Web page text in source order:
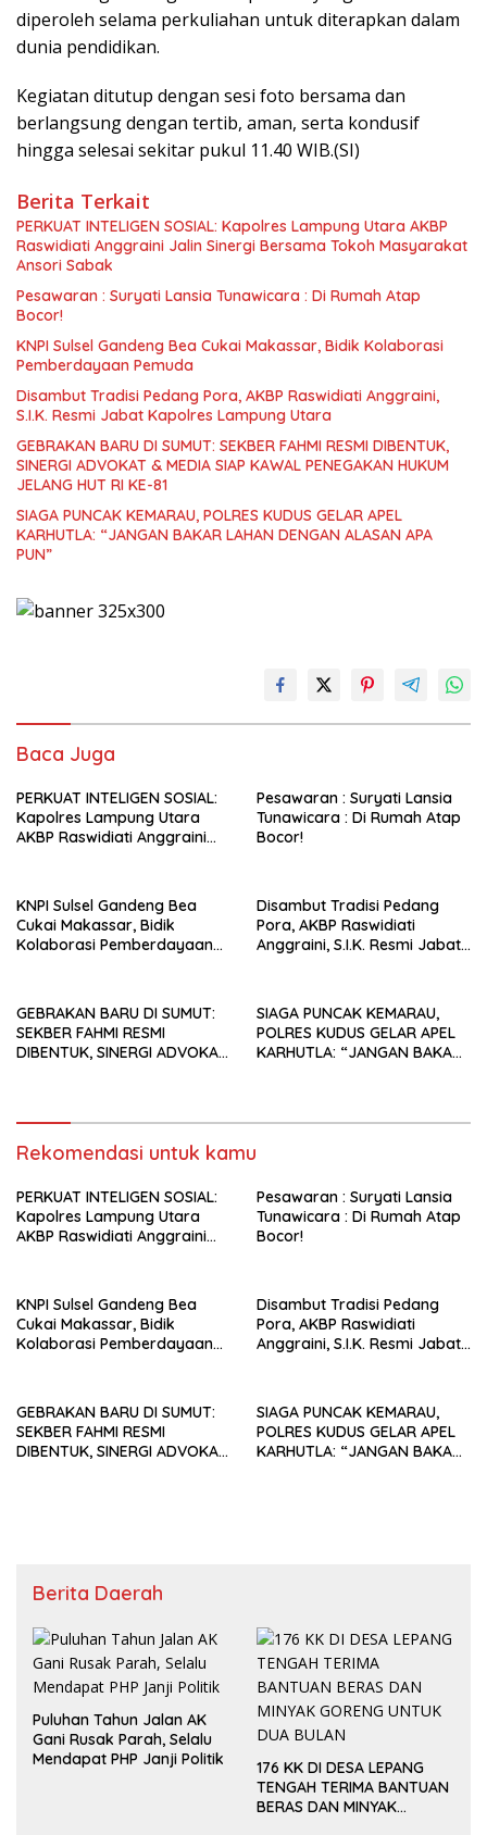
diperoleh selama perkuliahan untuk diterapkan dalam
dunia pendidikan.
Kegiatan ditutup dengan sesi foto bersama dan
berlangsung dengan tertib, aman, serta kondusif
hingga selesai sekitar pukul 11.40 WIB.(SI)
Berita Terkait
PERKUAT INTELIGEN SOSIAL: Kapolres Lampung Utara AKBP
Raswidiati Anggraini Jalin Sinergi Bersama Tokoh Masyarakat
Ansori Sabak
Pesawaran : Suryati Lansia Tunawicara : Di Rumah Atap
Bocor!
KNPI Sulsel Gandeng Bea Cukai Makassar, Bidik Kolaborasi
Pemberdayaan Pemuda
Disambut Tradisi Pedang Pora, AKBP Raswidiati Anggraini,
S.I.K. Resmi Jabat Kapolres Lampung Utara
GEBRAKAN BARU DI SUMUT: SEKBER FAHMI RESMI DIBENTUK,
SINERGI ADVOKAT & MEDIA SIAP KAWAL PENEGAKAN HUKUM
JELANG HUT RI KE-81
SIAGA PUNCAK KEMARAU, POLRES KUDUS GELAR APEL
KARHUTLA: “JANGAN BAKAR LAHAN DENGAN ALASAN APA
PUN”
Baca Juga
PERKUAT INTELIGEN SOSIAL:
Kapolres Lampung Utara
AKBP Raswidiati Anggraini
Pesawaran : Suryati Lansia
Tunawicara : Di Rumah Atap
Bocor!
KNPI Sulsel Gandeng Bea
Cukai Makassar, Bidik
Kolaborasi Pemberdayaan
Disambut Tradisi Pedang
Pora, AKBP Raswidiati
Anggraini, S.I.K. Resmi Jabat
GEBRAKAN BARU DI SUMUT:
SEKBER FAHMI RESMI
DIBENTUK, SINERGI ADVOKAT
SIAGA PUNCAK KEMARAU,
POLRES KUDUS GELAR APEL
KARHUTLA: “JANGAN BAKAR
Rekomendasi untuk kamu
PERKUAT INTELIGEN SOSIAL:
Kapolres Lampung Utara
AKBP Raswidiati Anggraini
Pesawaran : Suryati Lansia
Tunawicara : Di Rumah Atap
Bocor!
KNPI Sulsel Gandeng Bea
Cukai Makassar, Bidik
Kolaborasi Pemberdayaan
Disambut Tradisi Pedang
Pora, AKBP Raswidiati
Anggraini, S.I.K. Resmi Jabat
GEBRAKAN BARU DI SUMUT:
SEKBER FAHMI RESMI
DIBENTUK, SINERGI ADVOKAT
SIAGA PUNCAK KEMARAU,
POLRES KUDUS GELAR APEL
KARHUTLA: “JANGAN BAKAR
Berita Daerah
Puluhan Tahun Jalan AK
Gani Rusak Parah, Selalu
Mendapat PHP Janji Politik
176 KK DI DESA LEPANG
TENGAH TERIMA BANTUAN
BERAS DAN MINYAK